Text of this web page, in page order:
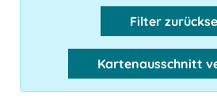
Filter
Kartenausschnitt